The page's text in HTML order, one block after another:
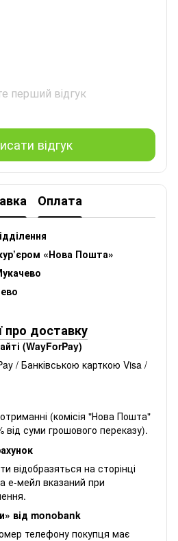
перший відгук
відгук
Оплата
«Нова Пошта»
про доставку
(WayForPay)
/ Банківською карткою Visa /
(комісія "Нова Пошта"
від суми грошового переказу).
відобразяться на сторінці
е-мейл вказаний при
від monobank
телефону покупця має